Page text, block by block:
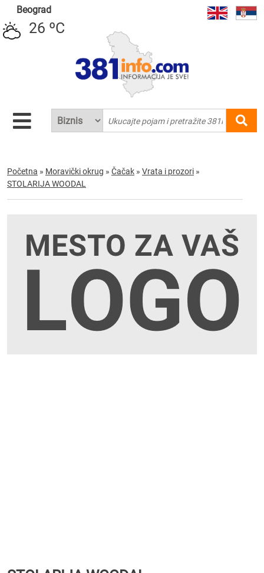
Beograd
26 ºC
Početna » Moravički okrug » Čačak » Vrata i prozori »
STOLARIJA WOODAL